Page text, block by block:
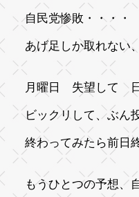
自民党惨敗・・・
あげ足しか取れない
月曜日 失望して
ビックリして、ぶん
終わってみたら前日
もうひとつの予想、